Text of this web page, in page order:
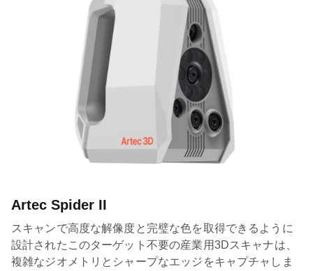
Artec Spider II
スキャンで高度な解像度と完璧な色を取得できるように
設計されたこのターゲット不要の産業用3Dスキャナは、
複雑なジオメトリとシャープなエッジをキャプチャしま